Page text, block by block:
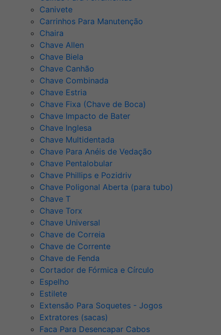
Canivete
Carrinhos Para Manutenção
Chaira
Chave Allen
Chave Biela
Chave Canhão
Chave Combinada
Chave Estria
Chave Fixa (Chave de Boca)
Chave Impacto de Bater
Chave Inglesa
Chave Multidentada
Chave Para Anéis de Vedação
Chave Pentalobular
Chave Phillips e Pozidriv
Chave Poligonal Aberta (para tubo)
Chave T
Chave Torx
Chave Universal
Chave de Correia
Chave de Corrente
Chave de Fenda
Cortador de Fórmica e Círculo
Espelho
Estilete
Extensão Para Soquetes - Jogos
Extratores (sacas)
Faca Para Desencapar Cabos